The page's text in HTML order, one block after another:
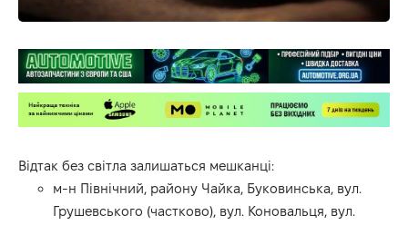
Відтак без світла залишаться мешканці:
м-н Північний, району Чайка, Буковинська, вул.
Грушевського (частково), вул. Коновальця, вул.